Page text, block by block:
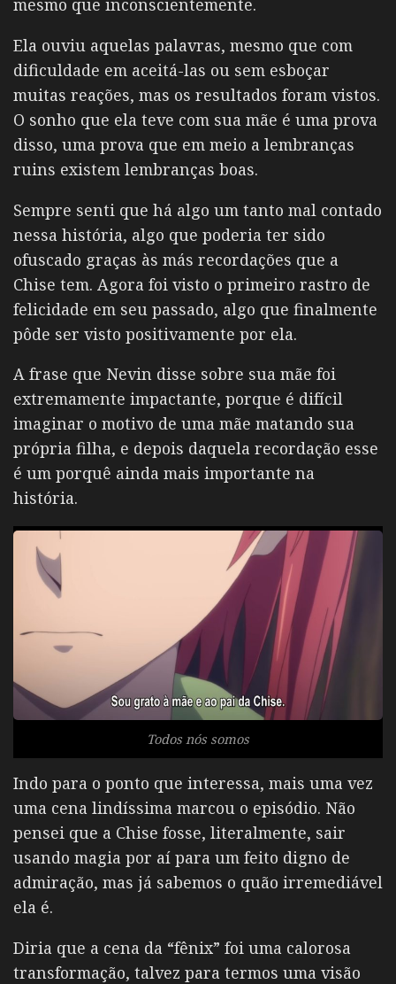
mesmo que inconscientemente.
Ela ouviu aquelas palavras, mesmo que com
dificuldade em aceitá-las ou sem esboçar
muitas reações, mas os resultados foram vistos.
O sonho que ela teve com sua mãe é uma prova
disso, uma prova que em meio a lembranças
ruins existem lembranças boas.
Sempre senti que há algo um tanto mal contado
nessa história, algo que poderia ter sido
ofuscado graças às más recordações que a
Chise tem. Agora foi visto o primeiro rastro de
felicidade em seu passado, algo que finalmente
pôde ser visto positivamente por ela.
A frase que Nevin disse sobre sua mãe foi
extremamente impactante, porque é difícil
imaginar o motivo de uma mãe matando sua
própria filha, e depois daquela recordação esse
é um porquê ainda mais importante na
história.
Todos nós somos
Indo para o ponto que interessa, mais uma vez
uma cena lindíssima marcou o episódio. Não
pensei que a Chise fosse, literalmente, sair
usando magia por aí para um feito digno de
admiração, mas já sabemos o quão irremediável
ela é.
Diria que a cena da “fênix” foi uma calorosa
transformação, talvez para termos uma visão